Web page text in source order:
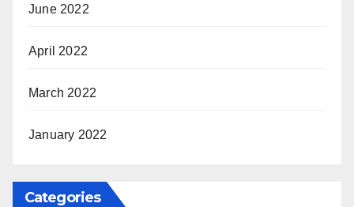
June 2022
April 2022
March 2022
January 2022
Categories